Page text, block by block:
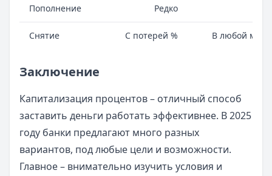
Пополнение Редко
Снятие С потерей % В любой
Заключение
Капитализация процентов – отличный способ
заставить деньги работать эффективнее. В 2025
году банки предлагают много разных
вариантов, под любые цели и возможности.
Главное – внимательно изучить условия и